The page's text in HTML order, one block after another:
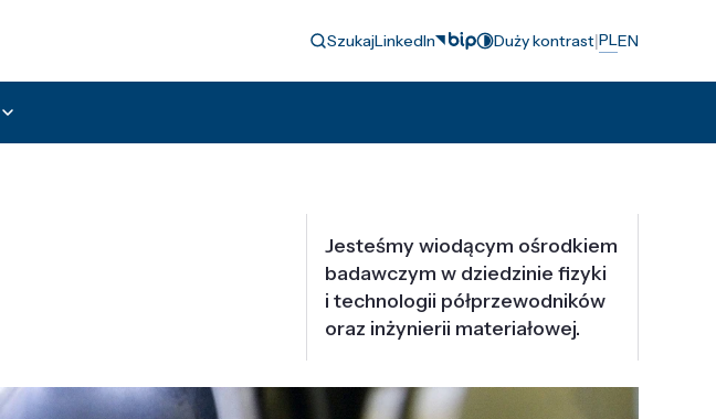
SzukajLinkedIn Duży kontrast|PLEN
Jesteśmy wiodącym ośrodkiem
badawczym w dziedzinie fizyki
i technologii półprzewodników
oraz inżynierii materiałowej.